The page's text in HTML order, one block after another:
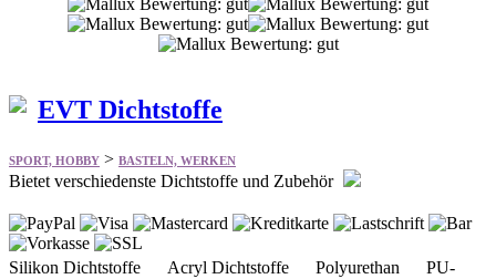
EVT Dichtstoffe
SPORT, HOBBY > BASTELN, WERKEN
Bietet verschiedenste Dichtstoffe und Zubehör
Silikon Dichtstoffe Acryl Dichtstoffe Polyurethan PU-